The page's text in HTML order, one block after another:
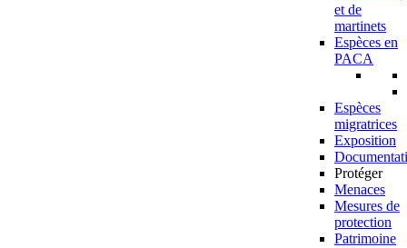
et de
martinets
Espèces en
PACA
Espèces
migratrices
Exposition
Protéger
Menaces
Mesures de
protection
Patrimoine